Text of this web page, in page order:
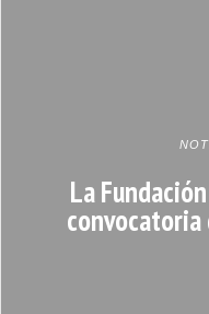
La
convocatoria